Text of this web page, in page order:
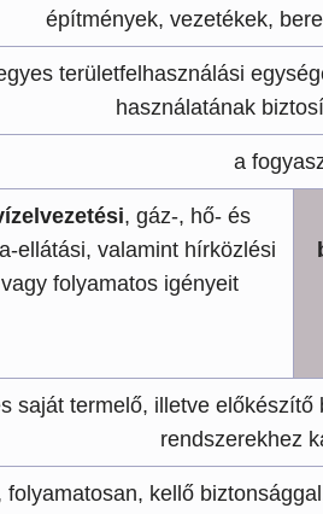
építmények, vezetékek,
területfelhasználási
használatának
a
, gáz-, hő- és
ellátási, valamint hírközlési
folyamatos igényeit
saját termelő, illetve
rendszerekhez
folyamatosan, kellő